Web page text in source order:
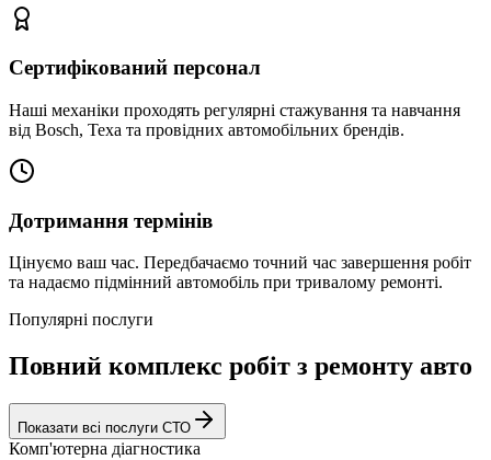
Сертифікований персонал
Наші механіки проходять регулярні стажування та навчання
від Bosch, Texa та провідних автомобільних брендів.
Дотримання термінів
Цінуємо ваш час. Передбачаємо точний час завершення робіт
та надаємо підмінний автомобіль при тривалому ремонті.
Популярні послуги
Повний комплекс робіт з ремонту авто
Показати всі послуги СТО
Комп'ютерна діагностика